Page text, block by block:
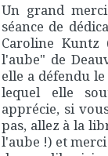
Un grand
séance de
Caroline
l'aube" de
elle a défendu
lequel elle
apprécie, si
pas, allez à la
l'aube !) et